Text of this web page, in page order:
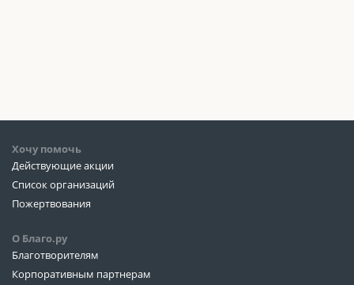
Хочу помочь
Действующие акции
Список организаций
Пожертвования
О Благо.ру
Благотворителям
Корпоративным партнерам